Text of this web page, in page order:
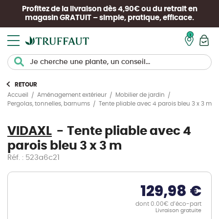
Profitez de la livraison dès 4,90€ ou du retrait en
magasin GRATUIT – simple, pratique, efficace.
RETOUR
Accueil
Aménagement extérieur
Mobilier de jardin
Pergolas, tonnelles, barnums
Tente pliable avec 4 parois bleu 3 x 3 m
VIDAXL
Tente pliable avec 4
parois bleu 3 x 3 m
Réf. : 523a6c21
129,98 €
dont 0.00€ d’éco-part
Livraison gratuite